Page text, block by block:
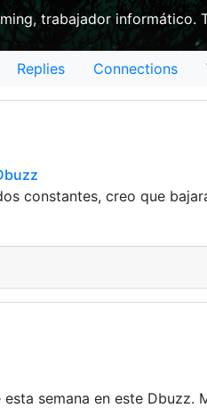
trabajador informático.
Replies Connections
constantes, creo que
semana en este Dbuzz.